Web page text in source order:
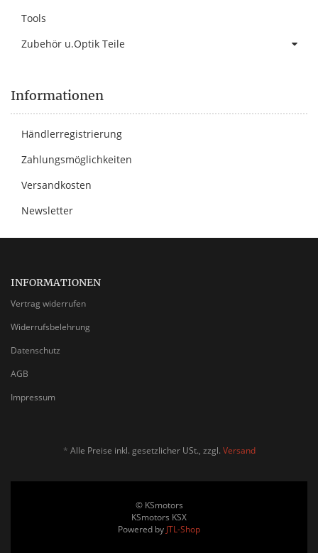
Tools
Zubehör u.Optik Teile
Informationen
Händlerregistrierung
Zahlungsmöglichkeiten
Versandkosten
Newsletter
INFORMATIONEN
Vertrag widerrufen
Widerrufsbelehrung
Datenschutz
AGB
Impressum
* Alle Preise inkl. gesetzlicher USt., zzgl. Versand
© KSmotors
KSmotors KSX
Powered by JTL-Shop